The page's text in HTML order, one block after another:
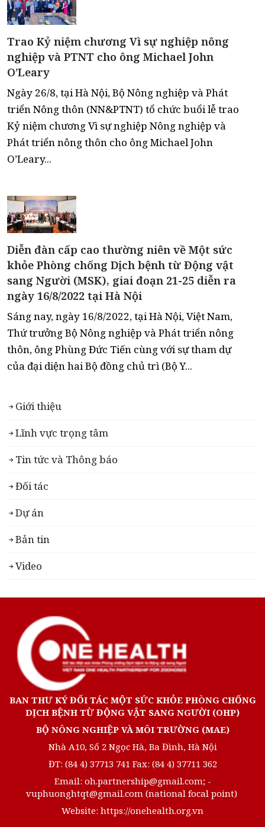
Trao Kỷ niệm chương Vì sự nghiệp nông
nghiệp và PTNT cho ông Michael John
O’Leary
Ngày 26/8, tại Hà Nội, Bộ Nông nghiệp và Phát
triển Nông thôn (NN&PTNT) tổ chức buổi lễ trao
Kỷ niệm chương Vì sự nghiệp Nông nghiệp và
Phát triển nông thôn cho ông Michael John
O’Leary...
Diễn đàn cấp cao thường niên về Một sức
khỏe Phòng chống Dịch bệnh từ Động vật
sang Người (MSK), giai đoạn 21-25 diễn ra
ngày 16/8/2022 tại Hà Nội
Sáng nay, ngày 16/8/2022, tại Hà Nội, Việt Nam,
Thứ trưởng Bộ Nông nghiệp và Phát triển nông
thôn, ông Phùng Đức Tiến cùng với sự tham dự
của đại diện hai Bộ đồng chủ trì (Bộ Y...
Giới thiệu
Lĩnh vực trọng tâm
Tin tức và Thông báo
Đối tác
Dự án
Bản tin
Video
BAN THƯ KÝ ĐỐI TÁC MỘT SỨC KHỎE PHÒNG CHỐNG
DỊCH BỆNH TỪ ĐỘNG VẬT SANG NGƯỜI (OHP)
BỘ NÔNG NGHIỆP VÀ MÔI TRƯỜNG (MAE)
Nhà A10, Số 2 Ngọc Hà, Ba Đình, Hà Nội
ĐT: (84 4) 37713 741 Fax: (84 4) 37711 362
Email: oh.partnership@gmail.com; -
vuphuonghtqt@gmail.com (national focal point)
Website: https://onehealth.org.vn